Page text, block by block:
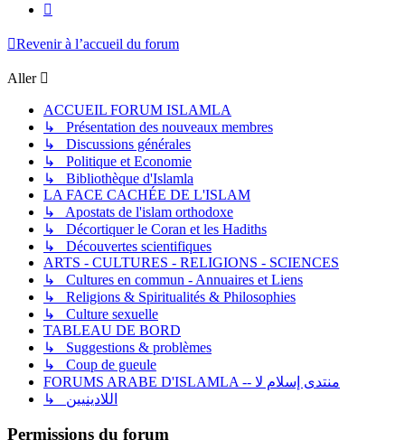
Revenir à l’accueil du forum
Aller
ACCUEIL FORUM ISLAMLA
↳ Présentation des nouveaux membres
↳ Discussions générales
↳ Politique et Economie
↳ Bibliothèque d'Islamla
LA FACE CACHÉE DE L'ISLAM
↳ Apostats de l'islam orthodoxe
↳ Décortiquer le Coran et les Hadiths
↳ Découvertes scientifiques
ARTS - CULTURES - RELIGIONS - SCIENCES
↳ Cultures en commun - Annuaires et Liens
↳ Religions & Spiritualités & Philosophies
↳ Culture sexuelle
TABLEAU DE BORD
↳ Suggestions & problèmes
↳ Coup de gueule
FORUMS ARABE D'ISLAMLA -- منتدى إسلام لا
↳ اللادينيين
Permissions du forum